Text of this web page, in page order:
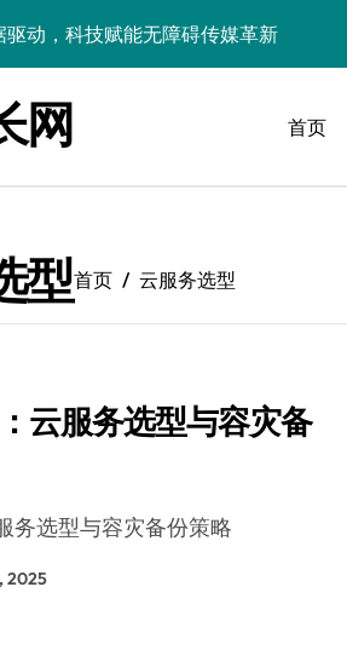
驱动，科技赋能无障碍传媒革新
驱动传媒革新：Android站长资讯全攻略
算弹性架构：智能资源调配揭秘
计算架构下云客户端优化实践
驱动下的传媒生态量子跃迁
驱动创新：科技赋能传媒增长
网 首页
型首页 云服务选型
云服务选型与容灾备
务选型与容灾备份策略
2025